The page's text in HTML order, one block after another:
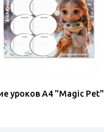
уроков А4 "Magic Pet"